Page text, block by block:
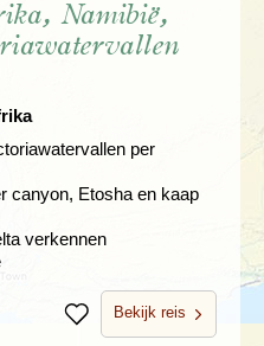
Namibië,
per
canyon, Etosha en kaap
verkennen
BewarenBekijk reis